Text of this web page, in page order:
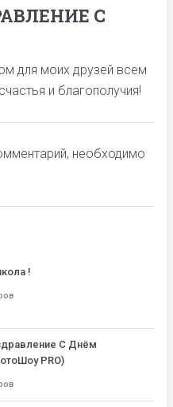
С
для моих друзей всем
и благополучия!
необходимо
!
С Днём
PRO)